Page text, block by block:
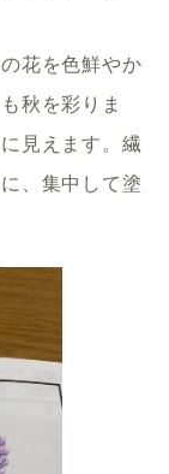
花を色鮮やか
秋を彩りま
見えます。繊
、集中して塗